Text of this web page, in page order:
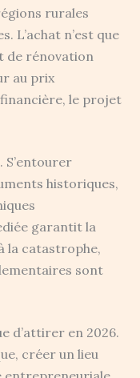
rurales
L’achat n’est que
de rénovation
au prix
le projet
S’entourer
historiques,
garantit la
la catastrophe,
sont
d’attirer en 2026.
créer un lieu